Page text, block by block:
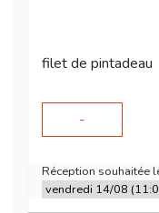
filet de pintadeau
-
Réception souhaitée